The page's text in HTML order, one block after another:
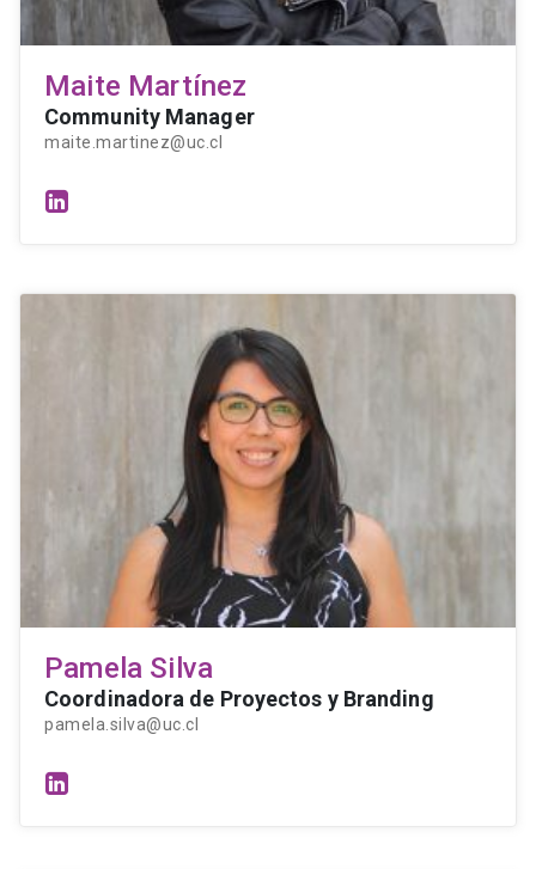
Maite Martínez
Community Manager
maite.martinez@uc.cl
Pamela Silva
Coordinadora de Proyectos y Branding
pamela.silva@uc.cl